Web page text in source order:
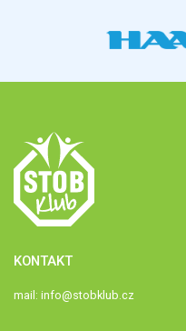
KONTAKT
mail: info@stobklub.cz